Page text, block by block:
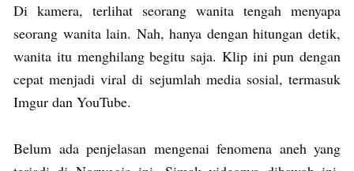
Di kamera, terlihat seorang wanita tengah menyapa
seorang wanita lain. Nah, hanya dengan hitungan detik,
wanita itu menghilang begitu saja. Klip ini pun dengan
cepat menjadi viral di sejumlah media sosial, termasuk
Imgur dan YouTube.
Belum ada penjelasan mengenai fenomena aneh yang